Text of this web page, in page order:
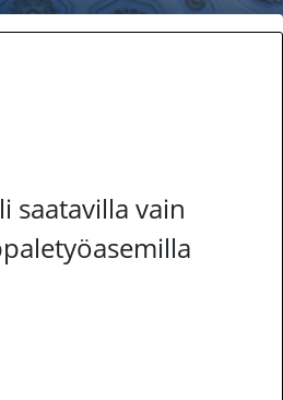
saatavilla vain